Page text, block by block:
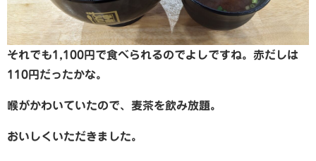
それでも1,100円で食べられるのでよしですね。赤だしは
110円だったかな。
喉がかわいていたので、麦茶を飲み放題。
おいしくいただきました。